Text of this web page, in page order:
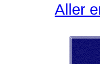
Aller